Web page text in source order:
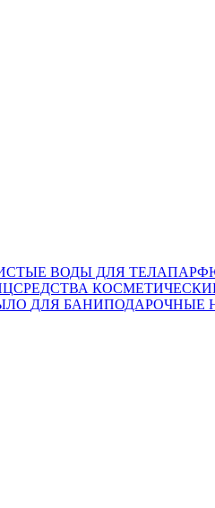
ВОДЫ ДЛЯ ТЕЛА
СРЕДСТВА
ДЛЯ БАНИПОДАРОЧНЫЕ